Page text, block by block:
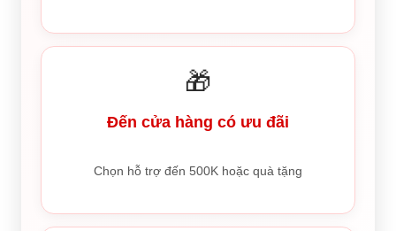
🎁
Đến cửa hàng có ưu đãi
Chọn hỗ trợ đến 500K hoặc quà tặng